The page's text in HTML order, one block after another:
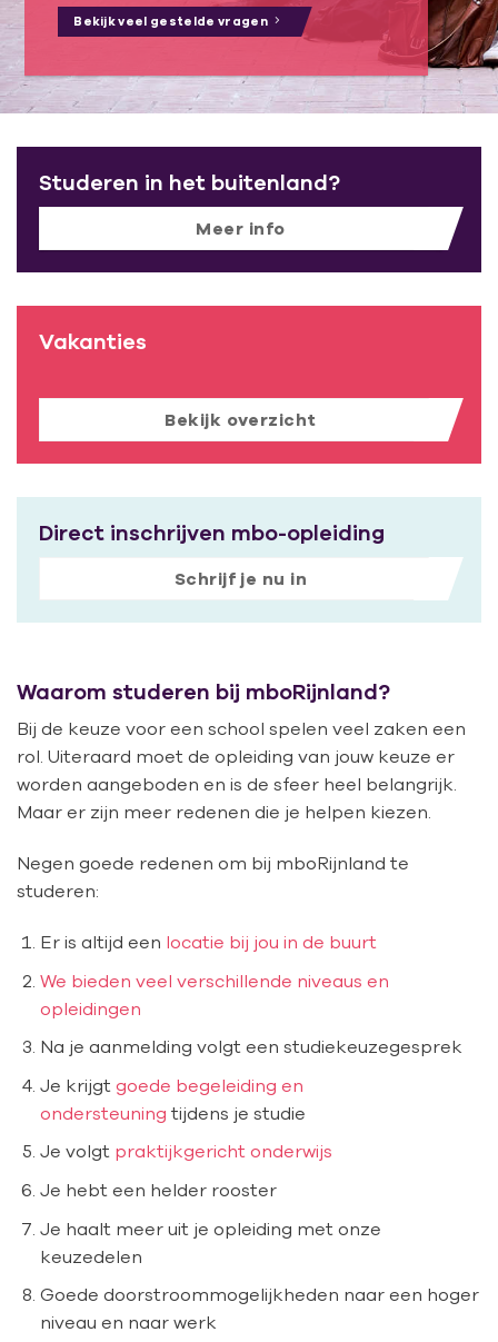
Bekijk veel gestelde vragen
Studeren in het buitenland?
Meer info
Vakanties
Bekijk overzicht
Direct inschrijven mbo-opleiding
Schrijf je nu in
Waarom studeren bij mboRijnland?
Bij de keuze voor een school spelen veel zaken een
rol. Uiteraard moet de opleiding van jouw keuze er
worden aangeboden en is de sfeer heel belangrijk.
Maar er zijn meer redenen die je helpen kiezen.
Negen goede redenen om bij mboRijnland te
studeren:
Er is altijd een locatie bij jou in de buurt
We bieden veel verschillende niveaus en
opleidingen
Na je aanmelding volgt een studiekeuzegesprek
Je krijgt goede begeleiding en
ondersteuning tijdens je studie
Je volgt praktijkgericht onderwijs
Je hebt een helder rooster
Je haalt meer uit je opleiding met onze
keuzedelen
Goede doorstroommogelijkheden naar een hoger
niveau en naar werk